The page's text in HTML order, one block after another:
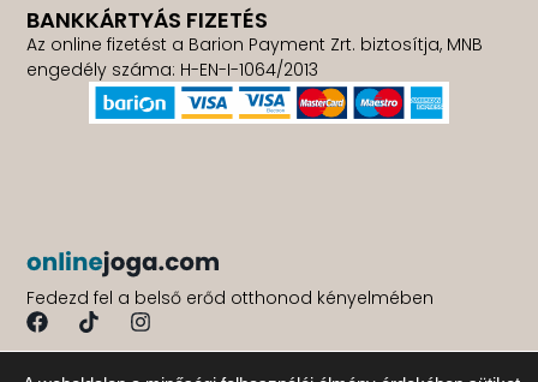
Fedezd fel a belső erőd otthonod kényelmében
BANKKÁRTYÁS FIZETÉS
Az online fizetést a Barion Payment Zrt. biztosítja, MNB
engedély száma: H-EN-I-1064/2013